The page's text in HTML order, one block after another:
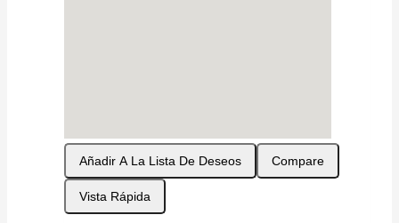
Añadir A La Lista De Deseos Compare
Vista Rápida